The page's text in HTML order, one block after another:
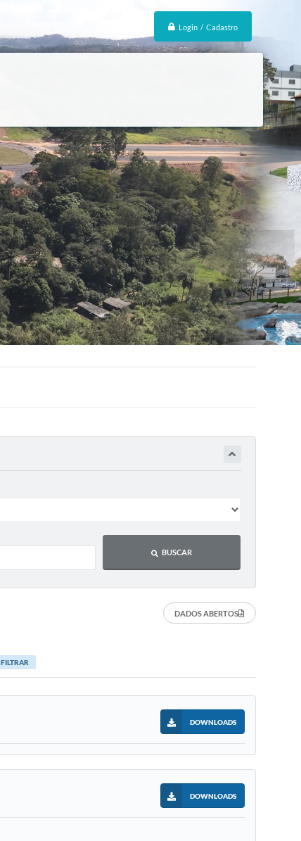
Login / Cadastro
BUSCAR
DADOS ABERTOS
FILTRAR
DOWNLOADS
DOWNLOADS